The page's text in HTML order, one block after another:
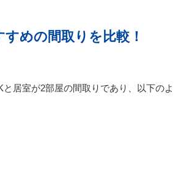
めの間取りを比較！
居室が2部屋の間取りであり、以下のよ